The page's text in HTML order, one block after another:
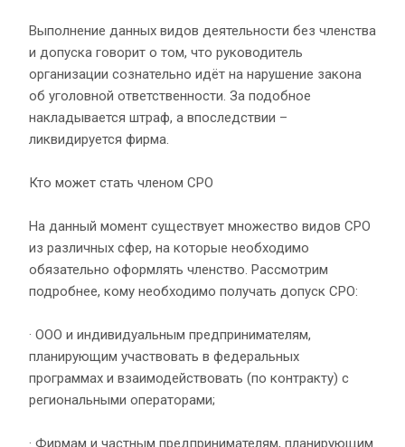
Выполнение данных видов деятельности без членства
и допуска говорит о том, что руководитель
организации сознательно идёт на нарушение закона
об уголовной ответственности. За подобное
накладывается штраф, а впоследствии –
ликвидируется фирма.
Кто может стать членом СРО
На данный момент существует множество видов СРО
из различных сфер, на которые необходимо
обязательно оформлять членство. Рассмотрим
подробнее, кому необходимо получать допуск СРО:
· ООО и индивидуальным предпринимателям,
планирующим участвовать в федеральных
программах и взаимодействовать (по контракту) с
региональными операторами;
· Фирмам и частным предпринимателям, планирующим